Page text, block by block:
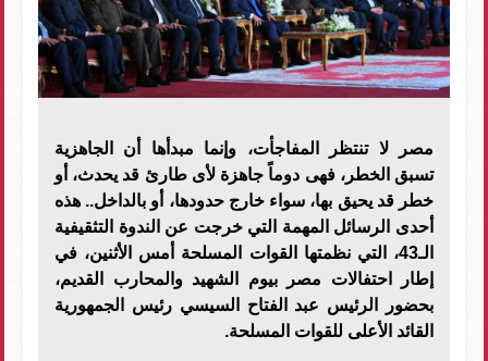
مصر لا تنتظر المفاجأت، وإنما مبدأها أن الجاهزية
تسبق الخطر، فهى دوماً جاهزة لأى طارئ قد يحدث، أو
خطر قد يحيق بها، سواء خارج حدودها، أو بالداخل.. هذه
أحدى الرسائل المهمة التي خرجت عن الندوة التثقيفية
الـ43، التي نظمتها القوات المسلحة أمس الأثنين، في
إطار احتفالات مصر بيوم الشهيد والمحارب القديم،
بحضور الرئيس عبد الفتاح السيسي رئيس الجمهورية
القائد الأعلى للقوات المسلحة.